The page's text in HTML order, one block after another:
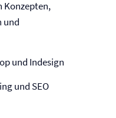
Konzepten,
und
und Indesign
und SEO